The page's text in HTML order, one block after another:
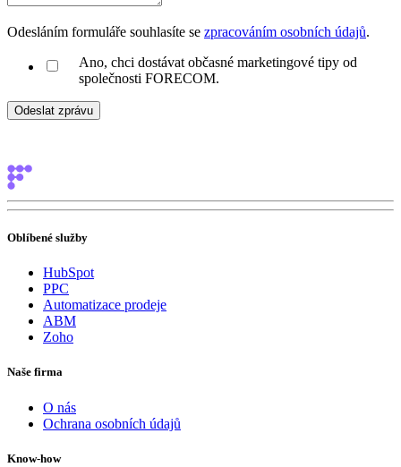
Odesláním formuláře souhlasíte se zpracováním osobních údajů.
Ano, chci dostávat občasné marketingové tipy od
společnosti FORECOM.
Oblíbené služby
HubSpot
PPC
Automatizace prodeje
ABM
Zoho
Naše firma
O nás
Ochrana osobních údajů
Know-how